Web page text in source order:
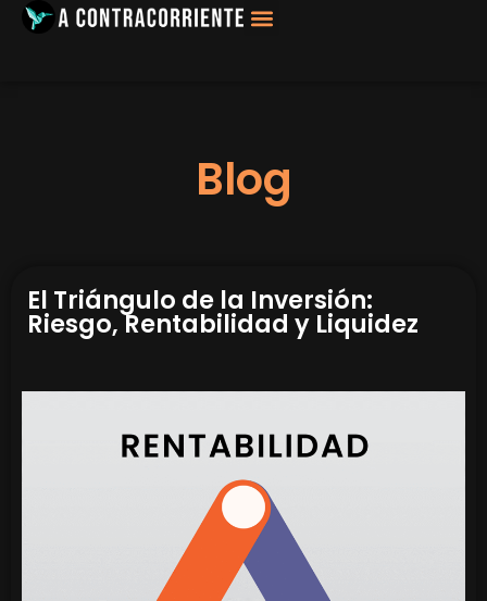
Blog
El Triángulo de la Inversión:
Riesgo, Rentabilidad y Liquidez